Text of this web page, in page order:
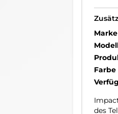
Marke
Farbe
des